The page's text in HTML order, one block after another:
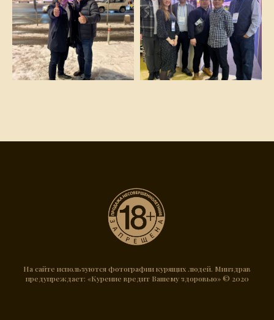
На сайте используются фотографии курящих людей. Минздрав
предупреждает: «Курение вредит Вашему здоровью» © 2020